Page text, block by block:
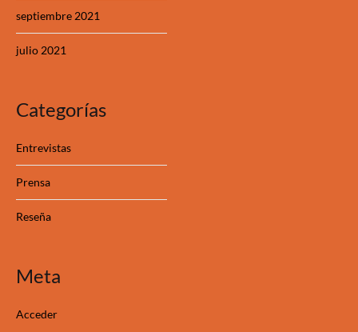
septiembre 2021
julio 2021
Categorías
Entrevistas
Prensa
Reseña
Meta
Acceder